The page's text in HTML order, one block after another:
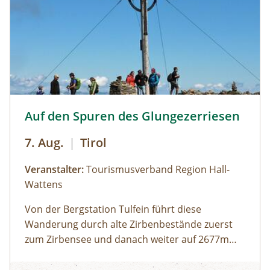
auf den wohl bekanntesten Gipfel des Trails –
den Falkertspitz – und über den langen Rücken
der Totelitzen wieder hinab nach Bad
Kleinkirchheim. Dabei legen wir eine Strecke von
13 km bei 470 m im Aufstieg und 1.340 m im
Abstieg zurück.
Auf den Spuren des Glungezerriesen
7. Aug. | Tirol
Veranstalter:Tourismusverband Region Hall-
Wattens
Von der Bergstation Tulfein führt diese
Wanderung durch alte Zirbenbestände zuerst
zum Zirbensee und danach weiter auf 2677m